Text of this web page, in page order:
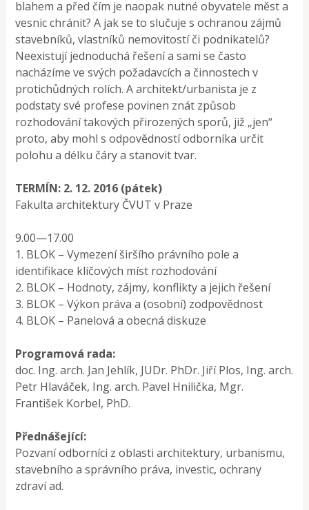
blahem a před čím je naopak nutné obyvatele měst a
vesnic chránit? A jak se to slučuje s ochranou zájmů
stavebníků, vlastníků nemovitostí či podnikatelů?
Neexistují jednoduchá řešení a sami se často
nacházíme ve svých požadavcích a činnostech v
protichůdných rolích. A architekt/urbanista je z
podstaty své profese povinen znát způsob
rozhodování takových přirozených sporů, již „jen“
proto, aby mohl s odpovědností odborníka určit
polohu a délku čáry a stanovit tvar.
TERMÍN: 2. 12. 2016 (pátek)
Fakulta architektury ČVUT v Praze
9.00—17.00
1. BLOK – Vymezení širšího právního pole a
identifikace klíčových míst rozhodování
2. BLOK – Hodnoty, zájmy, konflikty a jejich řešení
3. BLOK – Výkon práva a (osobní) zodpovědnost
4. BLOK – Panelová a obecná diskuze
Programová rada:
doc. Ing. arch. Jan Jehlík, JUDr. PhDr. Jiří Plos, Ing. arch.
Petr Hlaváček, Ing. arch. Pavel Hnilička, Mgr.
František Korbel, PhD.
Přednášející:
Pozvaní odborníci z oblasti architektury, urbanismu,
stavebního a správního práva, investic, ochrany
zdraví ad.